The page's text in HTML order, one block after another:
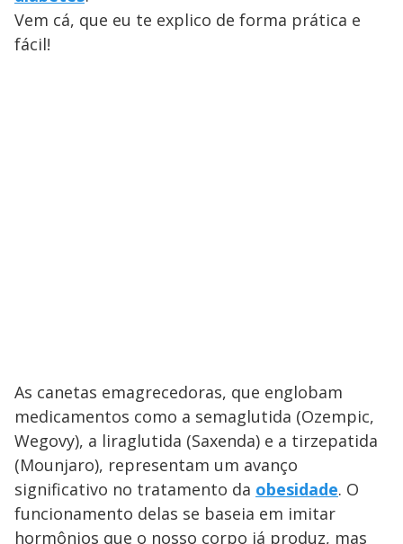
Vem cá, que eu te explico de forma prática e
fácil!
As canetas emagrecedoras, que englobam
medicamentos como a semaglutida (Ozempic,
Wegovy), a liraglutida (Saxenda) e a tirzepatida
(Mounjaro), representam um avanço
significativo no tratamento da obesidade. O
funcionamento delas se baseia em imitar
hormônios que o nosso corpo já produz, mas